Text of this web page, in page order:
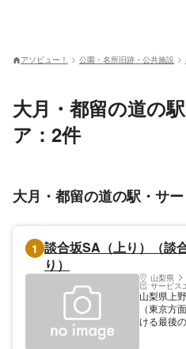
アソビュー！ 公園・名所旧跡・公共施設
大月・都留の道の
ア：2件
大月・都留の道の駅・サ
1 談合坂SA（上り）（談
り）
山梨県
サービス
山梨県上
（東京方
ける最後